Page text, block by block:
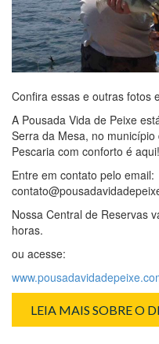
Confira essas e outras fotos
A Pousada Vida de Peixe
Serra da Mesa, no
Pescaria com conforto é aqui!
Entre em contato pelo email:
Nossa Central de Reservas
horas.
ou acesse:
LEIA MAIS SOBRE O